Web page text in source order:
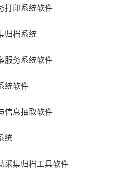
打印系统软件
归档系统
服务系统软件
统软件
信息抽取软件
统
采集归档工具软件